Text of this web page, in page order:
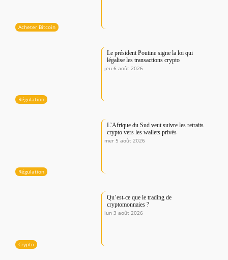
Acheter Bitcoin
Régulation
Le président Poutine signe la loi qui
légalise les transactions crypto
jeu 6 août 2026
Régulation
L’Afrique du Sud veut suivre les retraits
crypto vers les wallets privés
mer 5 août 2026
Crypto
Qu’est-ce que le trading de
cryptomonnaies ?
lun 3 août 2026